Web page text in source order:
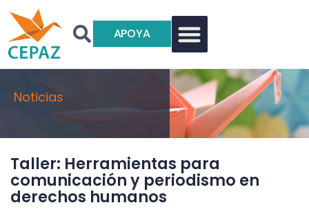
APOYA
Noticias
Taller: Herramientas para
comunicación y periodismo en
derechos humanos